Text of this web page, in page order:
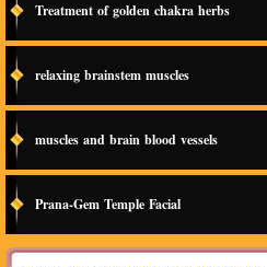
Treatment of golden chakra herbs
relaxing brainstem muscles
muscles and brain blood vessels
Prana-Gem Temple Facial